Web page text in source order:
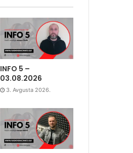
INFO 5 –
03.08.2026
3. Avgusta 2026.